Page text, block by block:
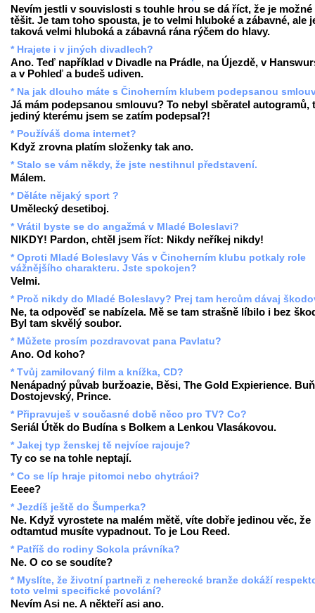
Nevím jestli v souvislosti s touhle hrou se dá říct, že je možné
těšit. Je tam toho spousta, je to velmi hluboké a zábavné, ale
taková velmi hluboká a zábavná rána rýčem do hlavy.
* Hrajete i v jiných divadlech?
Ano. Teď například v Divadle na Prádle, na Újezdě, v
a v Pohleď a budeš udiven.
* Na jak dlouho máte s Činoherním klubem podepsanou
Já mám podepsanou smlouvu? To nebyl sběratel autogramů,
jediný kterému jsem se zatím podepsal?!
* Používáš doma internet?
Když zrovna platím složenky tak ano.
* Stalo se vám někdy, že jste nestihnul představení.
Málem.
* Děláte nějaký sport ?
Umělecký desetiboj.
* Vrátil byste se do angažmá v Mladé Boleslavi?
NIKDY! Pardon, chtěl jsem říct: Nikdy neříkej nikdy!
* Oproti Mladé Boleslavy Vás v Činoherním klubu potkaly role
vážnějšího charakteru. Jste spokojen?
Velmi.
* Proč nikdy do Mladé Boleslavy? Prej tam hercům dávaj
Ne, ta odpověď se nabízela. Mě se tam strašně líbilo i bez
Byl tam skvělý soubor.
* Můžete prosím pozdravovat pana Pavlatu?
Ano. Od koho?
* Tvůj zamilovaný film a knížka, CD?
Nenápadný půvab buržoazie, Běsi, The Gold Expierience.
Dostojevský, Prince.
* Připravuješ v současné době něco pro TV? Co?
Seriál Útěk do Budína s Bolkem a Lenkou Vlasákovou.
* Jakej typ ženskej tě nejvíce rajcuje?
Ty co se na tohle neptají.
* Co se líp hraje pitomci nebo chytráci?
Eeee?
* Jezdíš ještě do Šumperka?
Ne. Když vyrostete na malém mětě, víte dobře jedinou věc, že
odtamtud musíte vypadnout. To je Lou Reed.
* Patříš do rodiny Sokola právníka?
Ne. O co se soudíte?
* Myslíte, že životní partneři z neherecké branže dokáží
toto velmi specifické povolání?
Nevím Asi ne. A někteří asi ano.